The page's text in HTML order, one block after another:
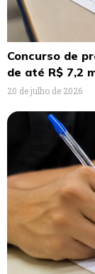
Concurso de
de até R$ 7,2
20 de julho de 2026